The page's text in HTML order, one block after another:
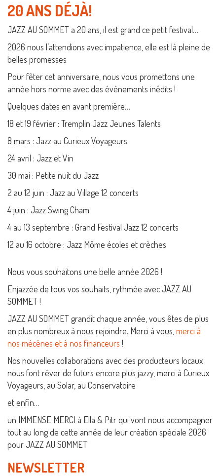
20 ANS DÉJÀ!
JAZZ AU SOMMET a 20 ans, il est grand ce petit festival…
2026 nous l’attendions avec impatience, elle est là pleine de
belles promesses
Pour fêter cet anniversaire, nous vous promettons une
année hors norme avec des évènements inédits !
Quelques dates en avant première…
18 et 19 février : Tremplin Jazz Jeunes Talents
8 mars : Jazz au Curieux Voyageurs
24 avril : Jazz et Vin
30 mai : Petite nuit du Jazz
2 au 12 juin : Jazz au Village 12 concerts
4 juin : Jazz Swing Cham
4 au 13 septembre : Grand Festival Jazz 12 concerts
12 au 16 octobre : Jazz Môme écoles et crèches
Nous vous souhaitons une belle année 2026 !
Enjazzée de tous vos souhaits, rythmée avec JAZZ AU
SOMMET !
JAZZ AU SOMMET grandit chaque année, vous êtes de plus
en plus nombreux à nous rejoindre. Merci à vous, merci à
nos mécènes et à nos financeurs !
Nos nouvelles collaborations avec des producteurs locaux
nous font rêver de futurs encore plus jazzy, merci à Curieux
Voyageurs, au Solar, au Conservatoire
et enfin…
un IMMENSE MERCI à Ella & Pitr qui vont nous accompagner
tout au long de cette année de leur création spéciale 2026
pour JAZZ AU SOMMET
NEWSLETTER